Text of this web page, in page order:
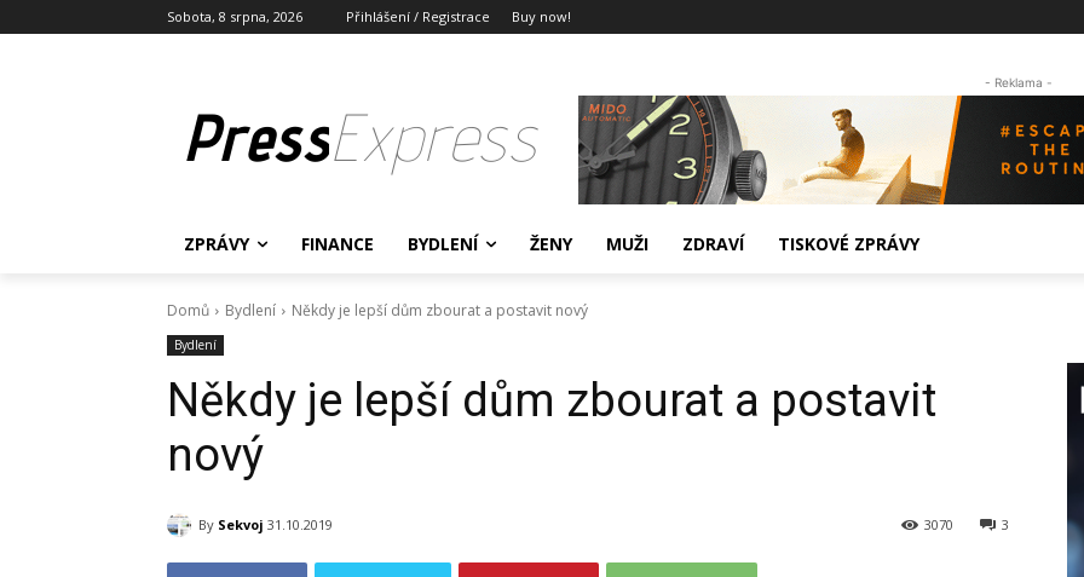
Sobota, 8 srpna, 2026 Přihlášení / Registrace Buy now!
PressExpress
- Reklama -
ZPRÁVY FINANCE BYDLENÍ ŽENY MUŽI ZDRAVÍ TISKOVÉ ZPRÁVY
Domů Bydlení Někdy je lepší dům zbourat a postavit nový
Bydlení
Někdy je lepší dům zbourat a postavit
nový
By Sekvoj 31.10.2019 3
3070